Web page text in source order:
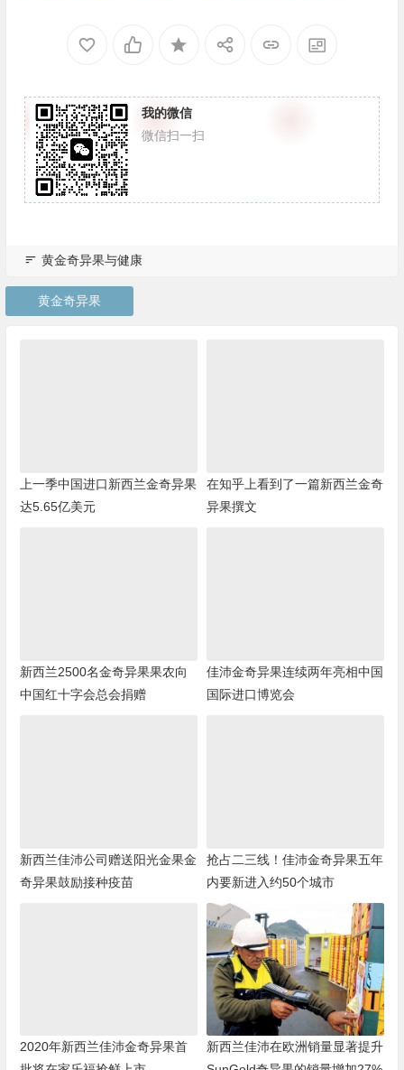
我的微信
微信扫一扫
黄金奇异果与健康
黄金奇异果
上一季中国进口新西兰金奇异果
达5.65亿美元
在知乎上看到了一篇新西兰金奇
异果撰文
新西兰2500名金奇异果果农向
中国红十字会总会捐赠
佳沛金奇异果连续两年亮相中国
国际进口博览会
新西兰佳沛公司赠送阳光金果金
奇异果鼓励接种疫苗
抢占二三线！佳沛金奇异果五年
内要新进入约50个城市
2020年新西兰佳沛金奇异果首
新西兰佳沛在欧洲销量显著提升